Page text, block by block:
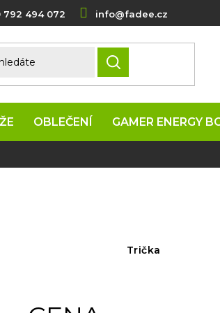
792 494 072 info@fadee.cz
HLEDAT
OBLEČENÍ GAMER ENERGY
Trička